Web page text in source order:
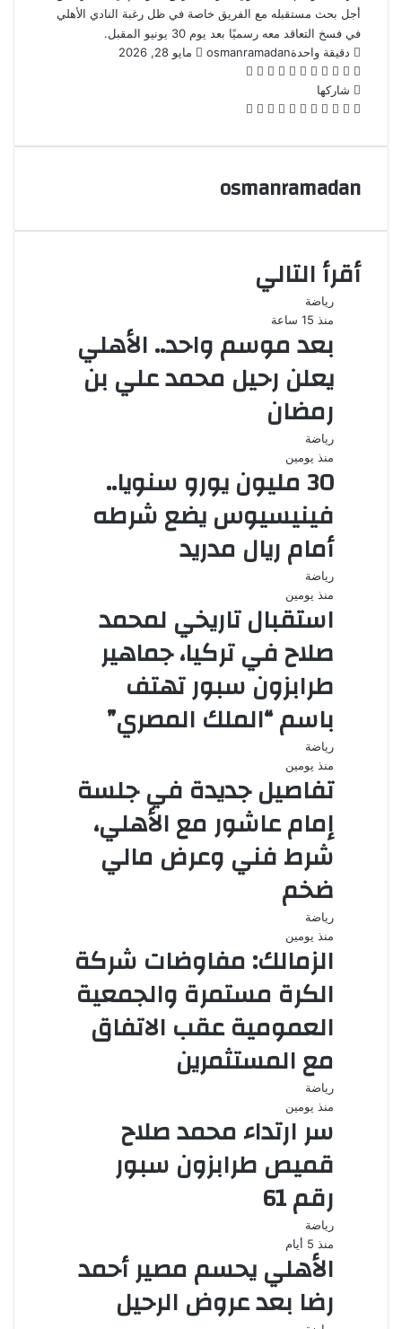
أجل بحث مستقبله مع الفريق خاصة في ظل رغبة النادي الأهلي
في فسخ التعاقد معه رسميًا بعد يوم 30 يونيو المقبل.
osmanramadan
أرسل
مايو 28, 2026
دقيقة واحدة
فيسبوك
‫X لينكدإنبينتيريست
‫Pocket
واتساب
تيلقرام
ڤايبر
شاركها
فيسبوك
‫X لينكدإنبينتيريستOdnoklassniki
‫Pocket
مشاركة
البريد
osmanramadan
أقرأ التالي
رياضة
منذ 15 ساعة
بعد موسم واحد.. الأهلي
يعلن رحيل محمد علي بن
رمضان
رياضة
منذ يومين
30 مليون يورو سنويا..
فينيسيوس يضع شرطه
أمام ريال مدريد
رياضة
منذ يومين
استقبال تاريخي لمحمد
صلاح في تركيا، جماهير
طرابزون سبور تهتف
باسم “الملك المصري”
رياضة
منذ يومين
تفاصيل جديدة في جلسة
إمام عاشور مع الأهلي،
شرط فني وعرض مالي
ضخم
رياضة
منذ يومين
الزمالك: مفاوضات شركة
الكرة مستمرة والجمعية
العمومية عقب الاتفاق
مع المستثمرين
رياضة
منذ يومين
سر ارتداء محمد صلاح
قميص طرابزون سبور
رقم 61
رياضة
منذ 5 أيام
الأهلي يحسم مصير أحمد
رضا بعد عروض الرحيل